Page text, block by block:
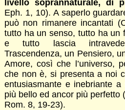
livello soprannaturale, di
Eph. 1, 10). A saperlo
può non rimanere incantati
tutto ha un senso, tutto ha un
e tutto lascia
Trascendenza, un Pensiero,
Amore, così che l’universo,
che non è, si presenta a noi
entusiasmante e inebriante
più bello ed ancor più perfetto
Rom. 8, 19-23).